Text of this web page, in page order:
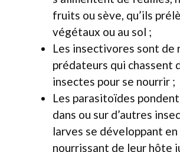
fruits ou sève, qu’ils
végétaux ou au sol ;
Les insectivores sont de
prédateurs qui chassent
insectes pour se nourrir ;
Les parasitoïdes
dans ou sur d’autres
larves se développant en
nourrissant de leur hôte